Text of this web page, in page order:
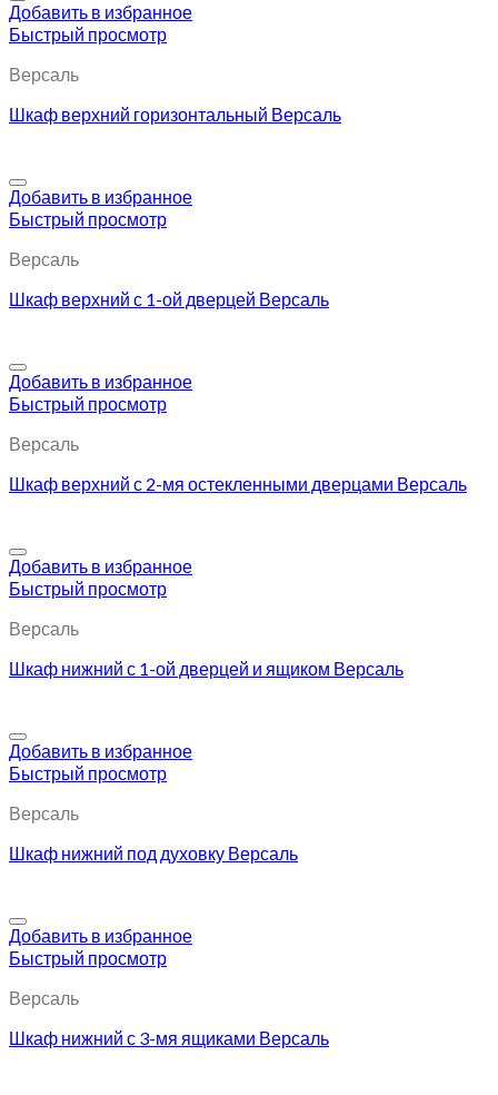
Добавить в избранное
Быстрый просмотр
Версаль
Шкаф верхний горизонтальный Версаль
Добавить в избранное
Быстрый просмотр
Версаль
Шкаф верхний с 1-ой дверцей Версаль
Добавить в избранное
Быстрый просмотр
Версаль
Шкаф верхний с 2-мя остекленными дверцами Версаль
Добавить в избранное
Быстрый просмотр
Версаль
Шкаф нижний с 1-ой дверцей и ящиком Версаль
Добавить в избранное
Быстрый просмотр
Версаль
Шкаф нижний под духовку Версаль
Добавить в избранное
Быстрый просмотр
Версаль
Шкаф нижний с 3-мя ящиками Версаль